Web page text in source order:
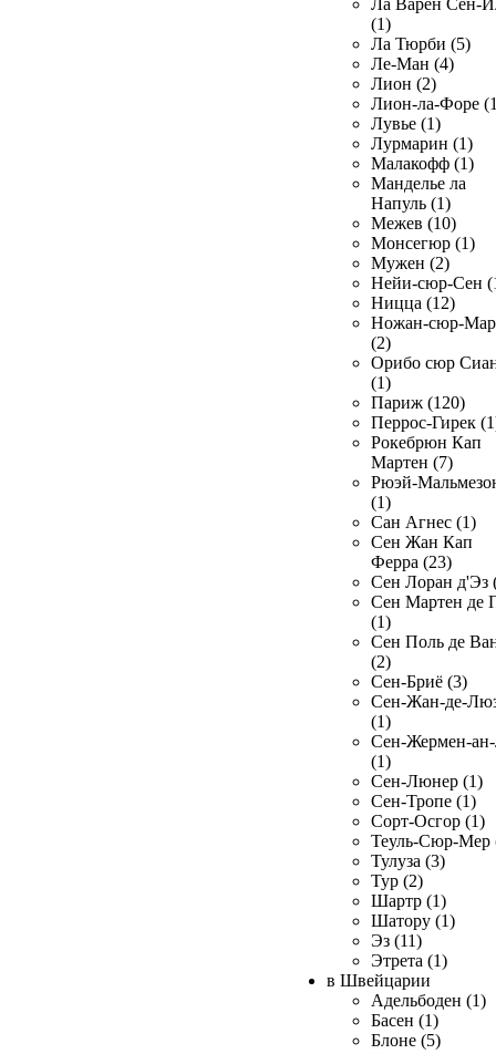
Ла Варен Сен-
(1)
Ла Тюрби (5)
Ле-Ман (4)
Лион (2)
Лион-ла-Форе
Лувье (1)
Лурмарин (1)
Малакофф (1)
Манделье ла
Напуль (1)
Межев (10)
Монсегюр (1)
Мужен (2)
Нейи-сюр-Сен
Ницца (12)
Ножан-сюр-
(2)
Орибо сюр
(1)
Париж (120)
Перрос-Гирек
Рокебрюн Кап
Мартен (7)
Рюэй-
(1)
Сан Агнес (1)
Сен Жан Кап
Ферра (23)
Сен Лоран д'Эз
Сен Мартен де
(1)
Сен Поль де
(2)
Сен-Бриё (3)
Сен-Жан-де-
(1)
Сен-Жермен-
(1)
Сен-Люнер (1)
Сен-Тропе (1)
Сорт-Осгор (1)
Теуль-Сюр-Мер
Тулуза (3)
Тур (2)
Шартр (1)
Шатору (1)
Эз (11)
Этрета (1)
в Швейцарии
Адельбоден (1)
Басен (1)
Блоне (5)